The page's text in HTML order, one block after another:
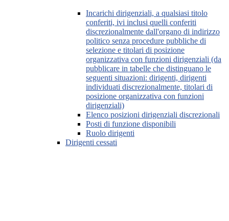
Incarichi dirigenziali, a qualsiasi titolo
conferiti, ivi inclusi quelli conferiti
discrezionalmente dall'organo di indirizzo
politico senza procedure pubbliche di
selezione e titolari di posizione
organizzativa con funzioni dirigenziali (da
pubblicare in tabelle che distinguano le
seguenti situazioni: dirigenti, dirigenti
individuati discrezionalmente, titolari di
posizione organizzativa con funzioni
dirigenziali)
Elenco posizioni dirigenziali discrezionali
Posti di funzione disponibili
Ruolo dirigenti
Dirigenti cessati